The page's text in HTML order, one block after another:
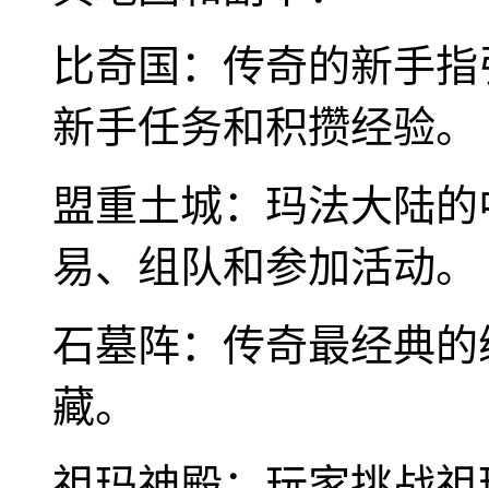
比奇国：传奇的新手
新手任务和积攒经验。
盟重土城：玛法大陆
易、组队和参加活动。
石墓阵：传奇最经典
藏。